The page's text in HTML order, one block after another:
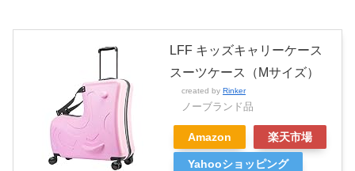
LFF キッズキャリーケース
スーツケース（Mサイズ）
created by Rinker
ノーブランド品
Amazon 楽天市場
Yahooショッピング